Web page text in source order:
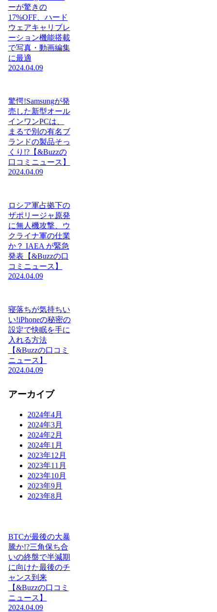
ーが驚きの
17%OFF、ハード
ウェアキャリブレ
ーション機能搭載
で写真・動画編集
に最適
2024.04.09
驚愕!Samsungが発
売した新型オール
インワンPCは、
まるで別の有名ブ
ランドの製品そっ
くり!?【&Buzzの
口コミニュース】
2024.04.09
ロシア軍占拠下の
ザポリージャ原発
に無人機攻撃、ウ
クライナ軍の仕業
か？ IAEA が緊急
発表【&Buzzの口
コミニュース】
2024.04.09
寝落ちが気持ちい
い!iPhoneの秘密の
設定で快眠を手に
入れる方法
【&Buzzの口コミ
ニュース】
2024.04.09
アーカイブ
2024年4月
2024年3月
2024年2月
2024年1月
2023年12月
2023年11月
2023年10月
2023年9月
2023年8月
BTCが最後の大暴
騰か!?三角保ち合
いの終盤で半減期
に向けた最後のチ
ャンス到来
【&Buzzの口コミ
ニュース】
2024.04.09